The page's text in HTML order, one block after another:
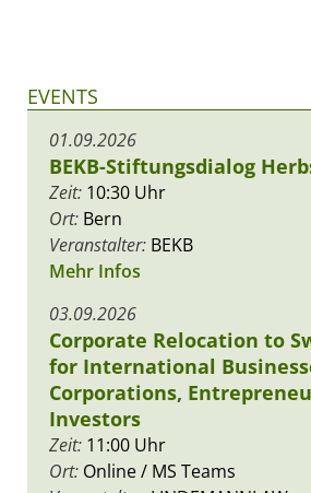
EVENTS
01.09.2026
BEKB-Stiftungsdialog
Zeit: 10:30 Uhr
Ort: Bern
Veranstalter: BEKB
Mehr Infos
03.09.2026
Corporate Relocation to
for International
Corporations,
Investors
Zeit: 11:00 Uhr
Ort: Online / MS Teams